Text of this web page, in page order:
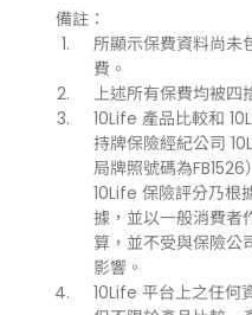
備註：
所顯示保費資料尚未
費。
上述所有保費均被四
10Life 產品比較和
持牌保險經紀公司
局牌照號碼為
10Life 保險評分乃根
據，並以一般消費者
算，並不受與保險公
影響。
10Life 平台上之任何